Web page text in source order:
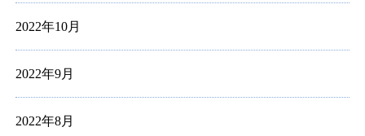
2022年10月
2022年9月
2022年8月